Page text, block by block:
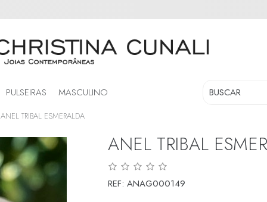
PULSEIRAS MASCULINO
ANEL TRIBAL ESMERALDA
ANEL TRIBAL
REF:ANAG000149